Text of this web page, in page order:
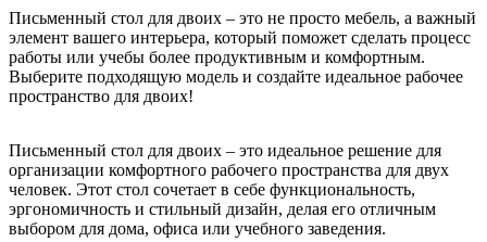
Письменный стол для двоих – это не просто мебель, а важный
элемент вашего интерьера, который поможет сделать процесс
работы или учебы более продуктивным и комфортным.
Выберите подходящую модель и создайте идеальное рабочее
пространство для двоих!
Письменный стол для двоих – это идеальное решение для
организации комфортного рабочего пространства для двух
человек. Этот стол сочетает в себе функциональность,
эргономичность и стильный дизайн, делая его отличным
выбором для дома, офиса или учебного заведения.